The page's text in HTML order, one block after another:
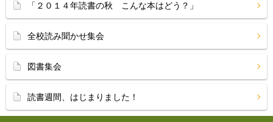
「２０１４年読書の秋 こんな本はどう？」
全校読み聞かせ集会
図書集会
読書週間、はじまりました！